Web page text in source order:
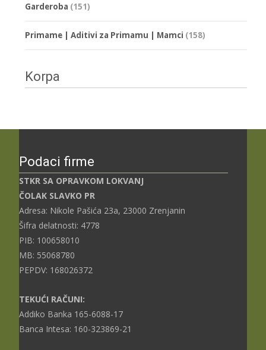
Garderoba (151)
Primame | Aditivi za Primamu | Mamci (158)
Korpa
Podaci firme
STKR SA OPRAVKOM LOKVANJ
ČOLAK SLAVKO PR
Adresa: Nikole Pašića 23a, 23000 Zrenjanin
Šifra delatnosti: 4778
PIB: 100658010
MB: 55068780
PEPDV: 168026372
TEKUĆI RAČUNI:
Addiko Banka 165-6088-17
Banca Intesa: 160-323869-21